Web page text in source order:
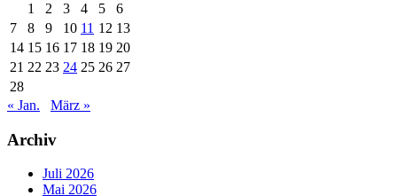
1
2 3 4 5
6
7
8 9 10 11 12 13
14 15 16 17 18 19 20
21 22 23 24 25 26 27
28
« Jan.
März »
Archiv
Juli 2026
Mai 2026